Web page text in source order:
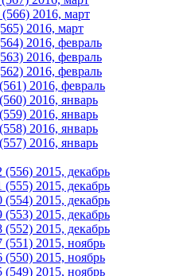
2016, март
2016, март
2016, февраль
2016, февраль
2016, февраль
2016, февраль
2016, январь
2016, январь
2016, январь
2016, январь
2015, декабрь
2015, декабрь
2015, декабрь
2015, декабрь
2015, декабрь
2015, ноябрь
2015, ноябрь
2015, ноябрь